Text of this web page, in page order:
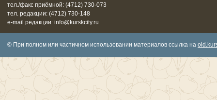
тел./факс приёмной: (4712) 730-073
тел. редакции: (4712) 730-148
e-mail редакции: info@kurskcity.ru
© При полном или частичном использовании материалов ссылка на